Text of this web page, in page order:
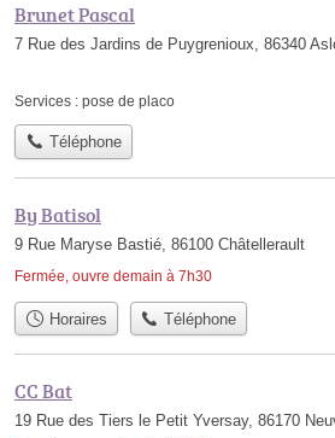
Brunet Pascal
7 Rue des Jardins de Puygrenioux, 86340
Services : pose de placo
Téléphone
By Batisol
9 Rue Maryse Bastié, 86100 Châtellerault
Fermée, ouvre demain à 7h30
Horaires Téléphone
CC Bat
19 Rue des Tiers le Petit Yversay, 86170